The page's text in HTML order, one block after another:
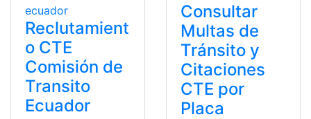
Reclutamient
o CTE
Comisión de
Transito
Ecuador
Consultar
Multas de
Tránsito y
Citaciones
CTE por
Placa